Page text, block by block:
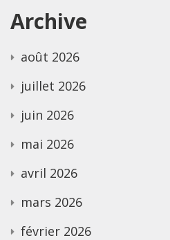
Archive
août 2026
juillet 2026
juin 2026
mai 2026
avril 2026
mars 2026
février 2026